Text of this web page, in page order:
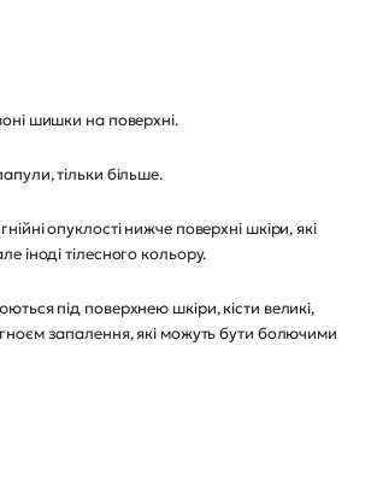
шишки на поверхні.
тільки більше.
опуклості нижче поверхні шкіри, які
іноді тілесного кольору.
під поверхнею шкіри, кісти великі,
гноєм запалення, які можуть бути болючими